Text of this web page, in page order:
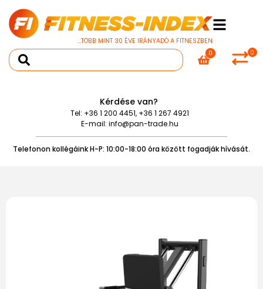
...TÖBB MINT 30 ÉVE IRÁNYADÓ A FITNESZBEN
0
0
Kérdése van?
Tel: +36 1 200 4451, +36 1 267 4921
E-mail: info@pan-trade.hu
Telefonon kollégáink H-P: 10:00-18:00 óra között fogadják hívását.